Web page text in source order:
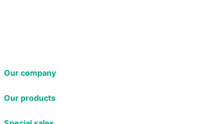
Our company
Our products